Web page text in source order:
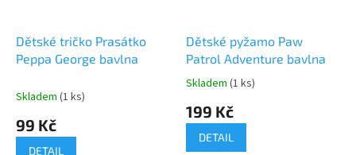
Dětské tričko Prasátko
Peppa George bavlna
Skladem (1 ks)
99 Kč
DETAIL
Dětské pyžamo Paw
Patrol Adventure bavlna
Průměrné
produktu
Skladem (1 ks)
199 Kč
DETAIL